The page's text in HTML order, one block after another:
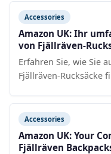
Accessories
Amazon UK: Ihr
von Fjällräven-
Erfahren Sie, wie Sie
Fjällräven-Rucksäcke
Accessories
Amazon UK: Your
Fjällräven